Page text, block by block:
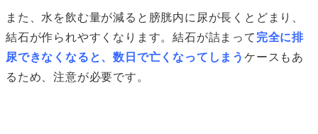
また、水を飲む量が減ると膀胱内に尿が長くとどまり、
結石が作られやすくなります。結石が詰まって 完全に排
尿できなくなると、数日で亡くなってしまう ケースもあ
るため、注意が必要です。